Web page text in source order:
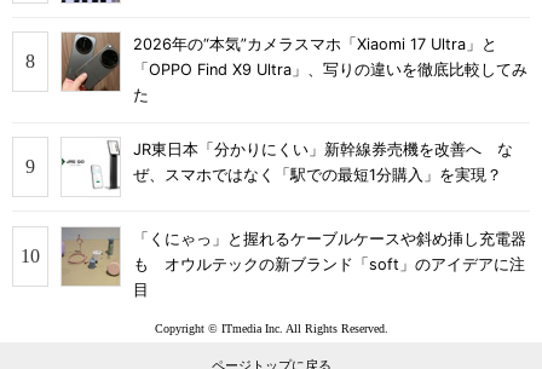
2026年の“本気”カメラスマホ「Xiaomi 17 Ultra」と
「OPPO Find X9 Ultra」、写りの違いを徹底比較してみ
た
JR東日本「分かりにくい」新幹線券売機を改善へ な
ぜ、スマホではなく「駅での最短1分購入」を実現？
「くにゃっ」と握れるケーブルケースや斜め挿し充電器
も オウルテックの新ブランド「soft」のアイデアに注
目
Copyright © ITmedia Inc. All Rights Reserved.